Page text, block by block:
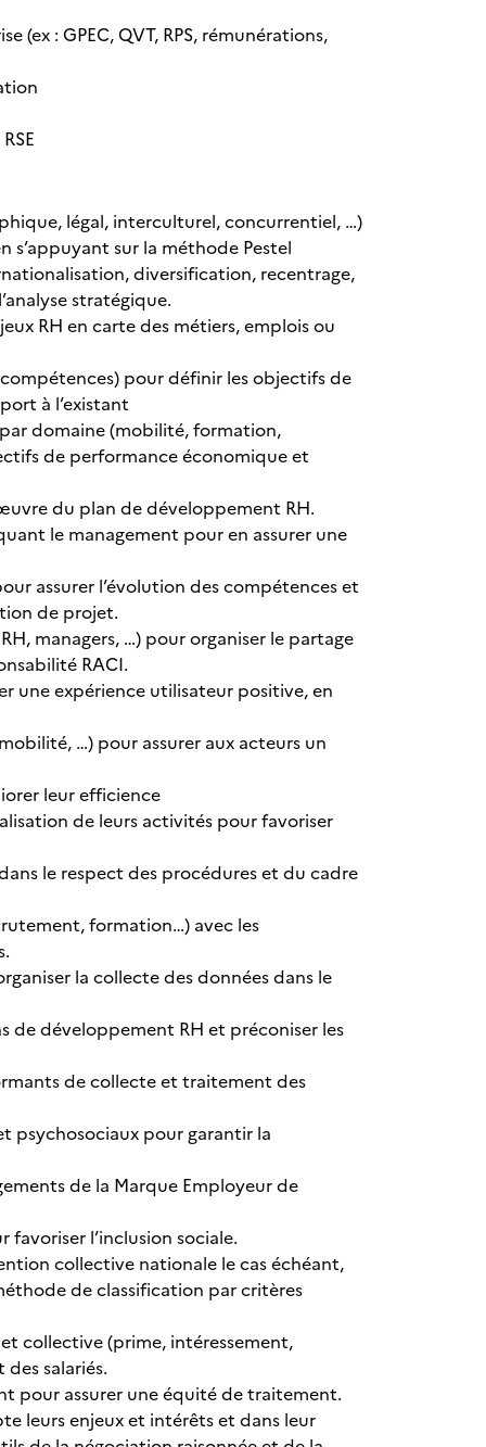
(ex : GPEC, QVT, RPS, rémunérations,
légal, interculturel, concurrentiel, …)
s’appuyant sur la méthode Pestel
diversification, recentrage,
stratégique.
RH en carte des métiers, emplois ou
pour définir les objectifs de
à l’existant
domaine (mobilité, formation,
de performance économique et
du plan de développement RH.
le management pour en assurer une
assurer l’évolution des compétences et
de projet.
managers, …) pour organiser le partage
RACI.
une expérience utilisateur positive, en
…) pour assurer aux acteurs un
leur efficience
de leurs activités pour favoriser
le respect des procédures et du cadre
formation…) avec les
la collecte des données dans le
de développement RH et préconiser les
de collecte et traitement des
psychosociaux pour garantir la
de la Marque Employeur de
l’inclusion sociale.
collective nationale le cas échéant,
de classification par critères
collective (prime, intéressement,
salariés.
pour assurer une équité de traitement.
leurs enjeux et intérêts et dans leur